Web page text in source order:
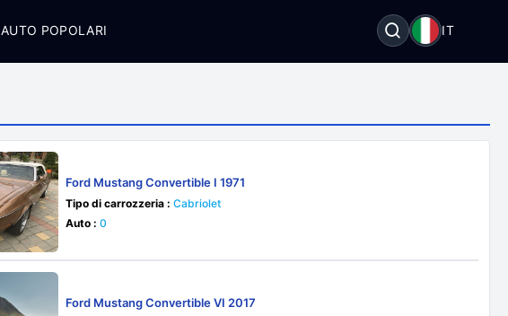
AUTO POPOLARI IT
Ford Mustang Convertible I 1971
Tipo di carrozzeria : Cabriolet
Auto : 0
Ford Mustang Convertible VI 2017